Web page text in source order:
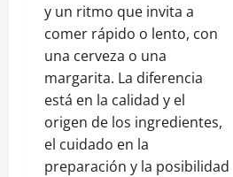
y un ritmo que invita a
comer rápido o lento, con
una cerveza o una
margarita. La diferencia
está en la calidad y el
origen de los ingredientes,
el cuidado en la
preparación y la posibilidad